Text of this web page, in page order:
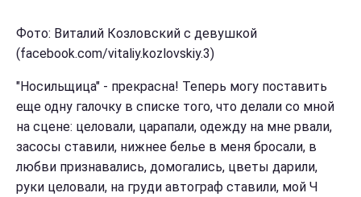
Фото: Виталий Козловский с девушкой
(facebook.com/vitaliy.kozlovskiy.3)
"Носильщица" - прекрасна! Теперь могу поставить
еще одну галочку в списке того, что делали со мной
на сцене: целовали, царапали, одежду на мне рвали,
засосы ставили, нижнее белье в меня бросали, в
любви признавались, домогались, цветы дарили,
руки целовали, на груди автограф ставили, мой Ч